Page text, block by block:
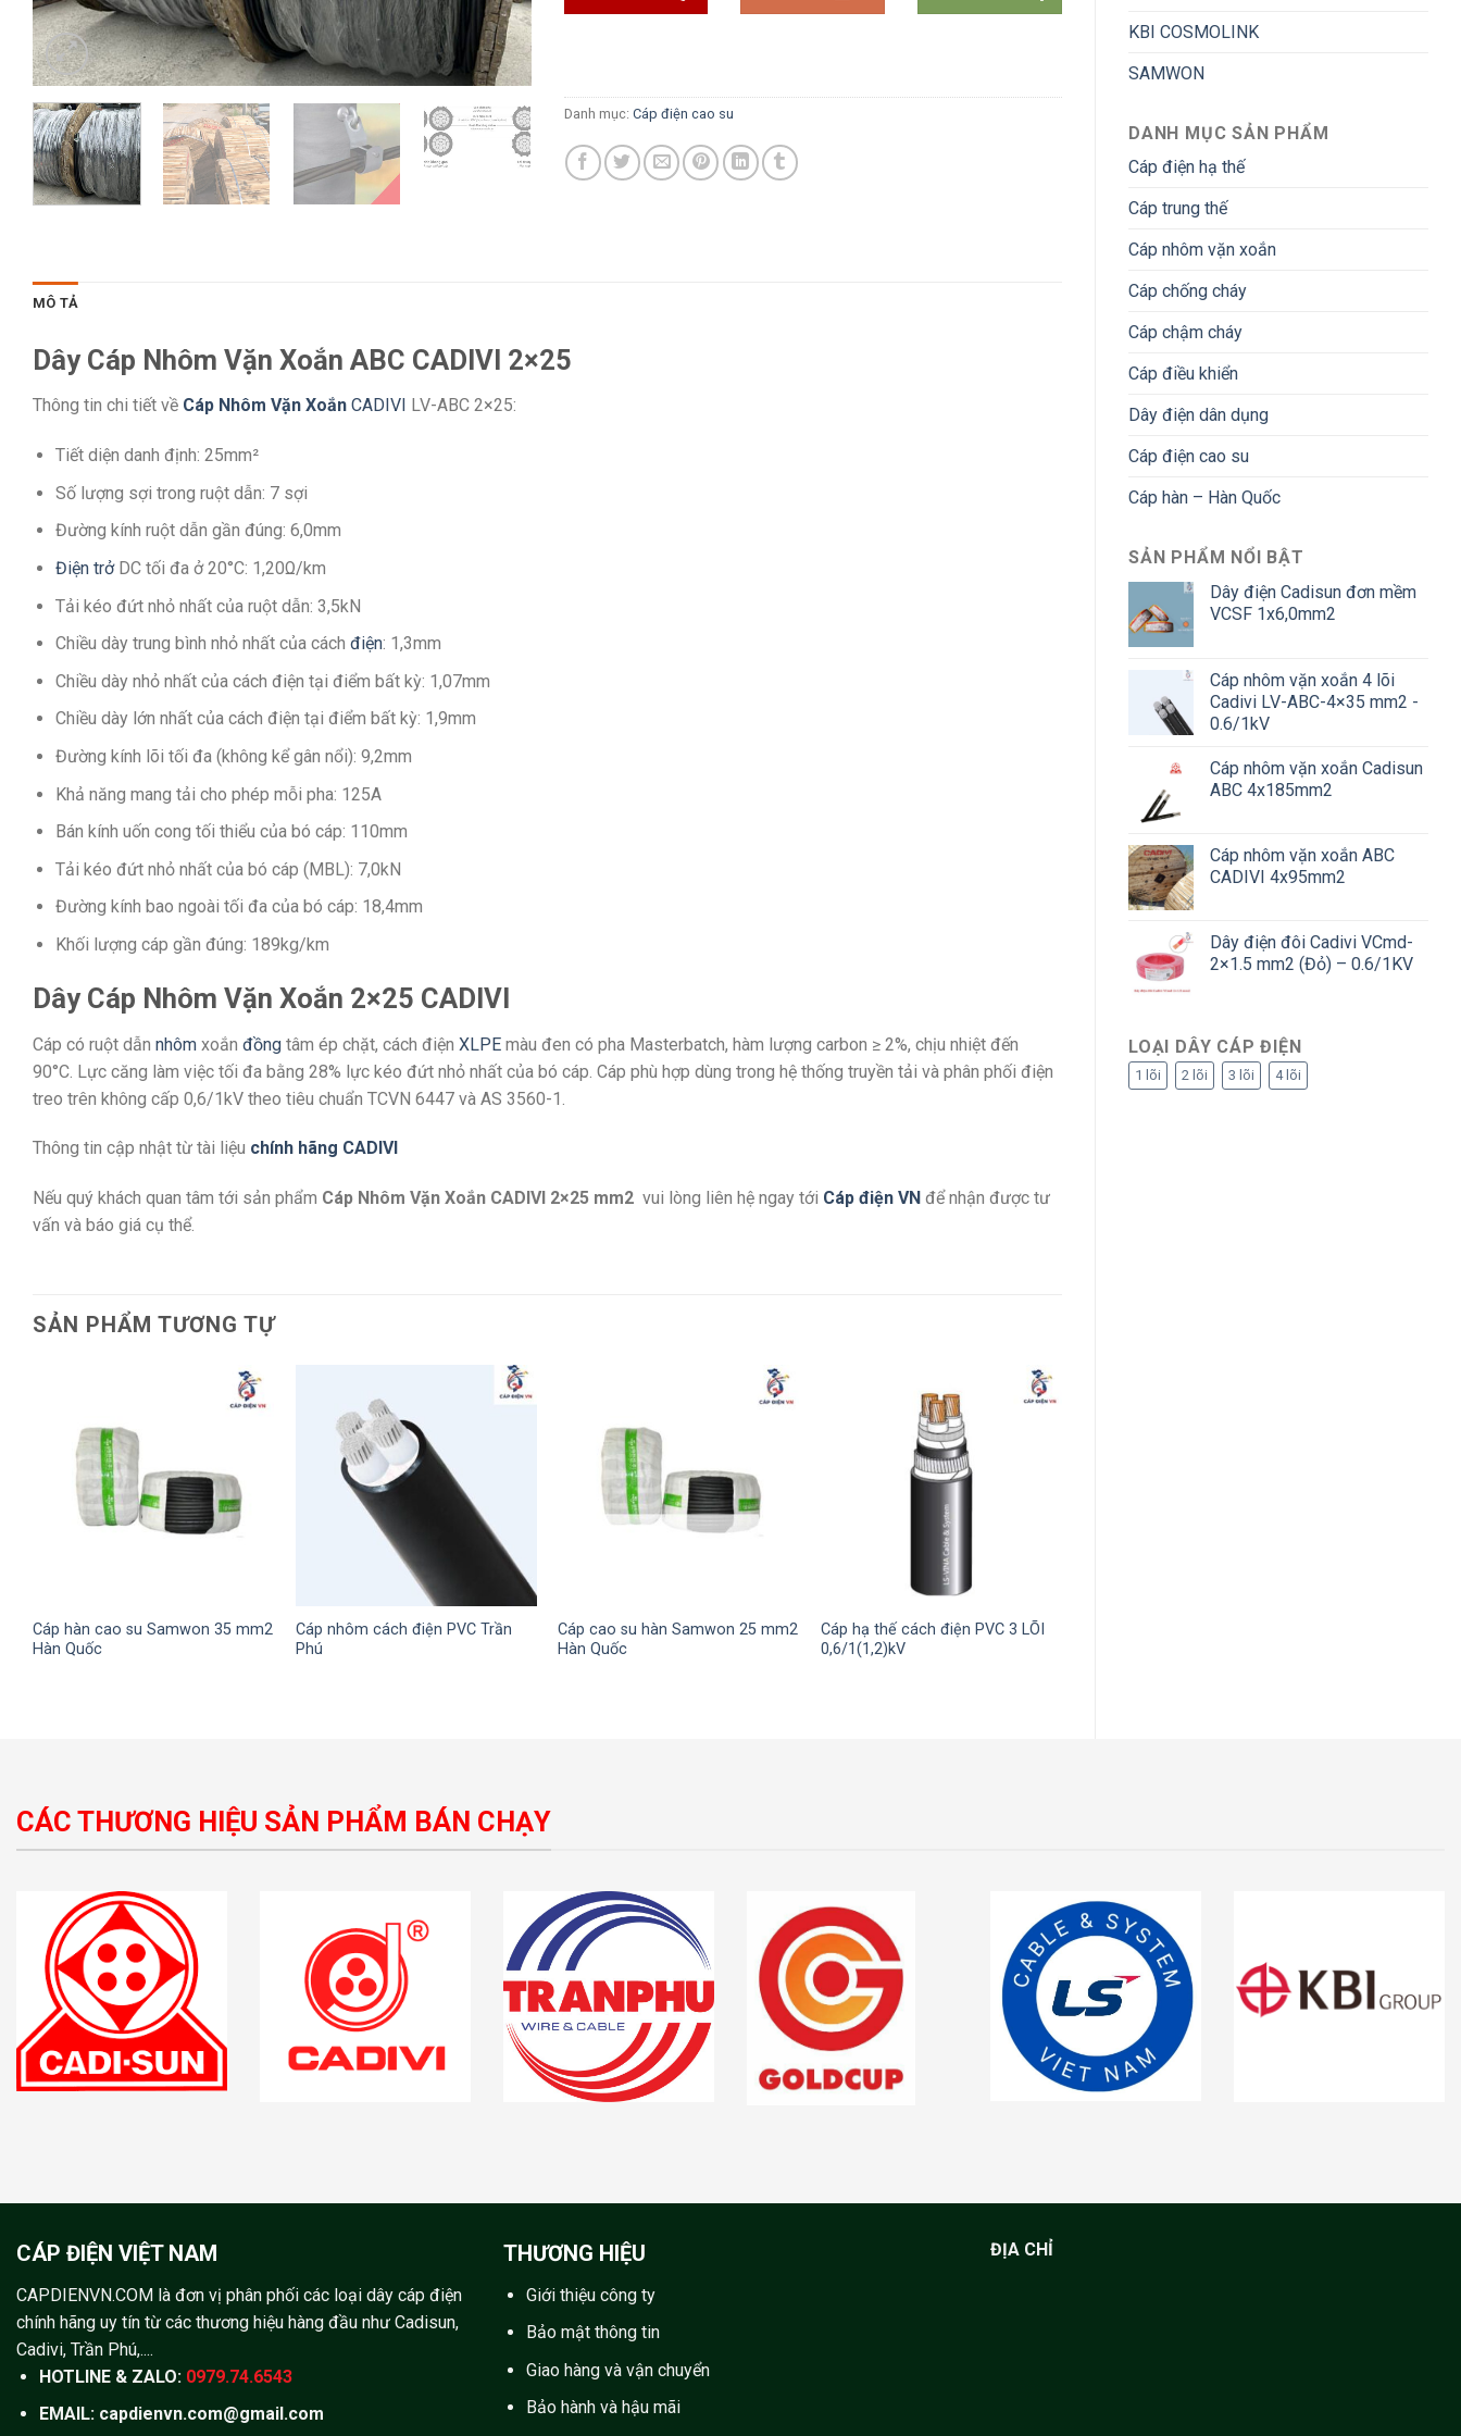
KBI COSMOLINK
SAMWON
DANH MỤC SẢN PHẨM
Cáp điện hạ thế
Cáp trung thế
Cáp nhôm vặn xoắn
Cáp chống cháy
Cáp chậm cháy
Cáp điều khiển
Dây điện dân dụng
Cáp điện cao su
Cáp hàn – Hàn Quốc
SẢN PHẨM NỔI BẬT
Dây điện Cadisun đơn mềm
VCSF 1x6,0mm2
Cáp nhôm vặn xoắn 4 lõi
Cadivi LV-ABC-4×35 mm2 -
0.6/1kV
Cáp nhôm vặn xoắn Cadisun
ABC 4x185mm2
Cáp nhôm vặn xoắn ABC
CADIVI 4x95mm2
Dây điện đôi Cadivi VCmd-
2×1.5 mm2 (Đỏ) – 0.6/1KV
LOẠI DÂY CÁP ĐIỆN
1 lõi 2 lõi 3 lõi 4 lõi
Danh mục: Cáp điện cao su
MÔ TẢ
Dây Cáp Nhôm Vặn Xoắn ABC CADIVI 2×25
Thông tin chi tiết về Cáp Nhôm Vặn Xoắn CADIVI LV-ABC 2×25:
Tiết diện danh định: 25mm²
Số lượng sợi trong ruột dẫn: 7 sợi
Đường kính ruột dẫn gần đúng: 6,0mm
Điện trởDC tối đa ở 20°C: 1,20Ω/km
Tải kéo đứt nhỏ nhất của ruột dẫn: 3,5kN
Chiều dày trung bình nhỏ nhất của cách điện: 1,3mm
Chiều dày nhỏ nhất của cách điện tại điểm bất kỳ: 1,07mm
Chiều dày lớn nhất của cách điện tại điểm bất kỳ: 1,9mm
Đường kính lõi tối đa (không kể gân nổi): 9,2mm
Khả năng mang tải cho phép mỗi pha: 125A
Bán kính uốn cong tối thiểu của bó cáp: 110mm
Tải kéo đứt nhỏ nhất của bó cáp (MBL): 7,0kN
Đường kính bao ngoài tối đa của bó cáp: 18,4mm
Khối lượng cáp gần đúng: 189kg/km
Dây Cáp Nhôm Vặn Xoắn 2×25 CADIVI
Cáp có ruột dẫn nhôm xoắn đồng tâm ép chặt, cách điện XLPE màu đen có pha Masterbatch, hàm lượng carbon ≥ 2%, chịu nhiệt đến
90°C. Lực căng làm việc tối đa bằng 28% lực kéo đứt nhỏ nhất của bó cáp. Cáp phù hợp dùng trong hệ thống truyền tải và phân phối điện
treo trên không cấp 0,6/1kV theo tiêu chuẩn TCVN 6447 và AS 3560-1.
Thông tin cập nhật từ tài liệu chính hãng CADIVI
Nếu quý khách quan tâm tới sản phẩm Cáp Nhôm Vặn Xoắn CADIVI 2×25 mm2 vui lòng liên hệ ngay tới Cáp điện VN để nhận được tư
vấn và báo giá cụ thể.
SẢN PHẨM TƯƠNG TỰ
Cáp hàn cao su Samwon 35 mm2
Hàn Quốc
Cáp nhôm cách điện PVC Trần
Phú
Cáp cao su hàn Samwon 25 mm2
Hàn Quốc
Cáp hạ thế cách điện PVC 3 LÕI
0,6/1(1,2)kV
CÁC THƯƠNG HIỆU SẢN PHẨM BÁN CHẠY
CÁP ĐIỆN VIỆT NAM
CAPDIENVN.COM là đơn vị phân phối các loại dây cáp điện
chính hãng uy tín từ các thương hiệu hàng đầu như Cadisun,
Cadivi, Trần Phú,....
HOTLINE & ZALO: 0979.74.6543
EMAIL: capdienvn.com@gmail.com
THƯƠNG HIỆU
Giới thiệu công ty
Bảo mật thông tin
Giao hàng và vận chuyển
Bảo hành và hậu mãi
ĐỊA CHỈ